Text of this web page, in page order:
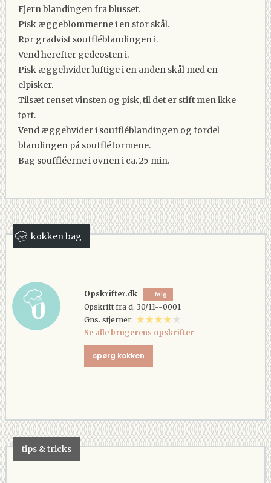
Fjern blandingen fra blusset.
Pisk æggeblommerne i en stor skål.
Rør gradvist souffléblandingen i.
Vend herefter gedeosten i.
Pisk æggehvider luftige i en anden skål med en
elpisker.
Tilsæt renset vinsten og pisk, til det er stift men ikke
tørt.
Vend æggehvider i souffléblandingen og fordel
blandingen på souffléformene.
Bag souffléerne i ovnen i ca. 25 min.
kokken bag
Opskrifter.dk følg
Opskrift fra d. 30/11--0001
Gns. stjerner:
Se alle brugerens opskrifter
spørg kokken
tips & tricks